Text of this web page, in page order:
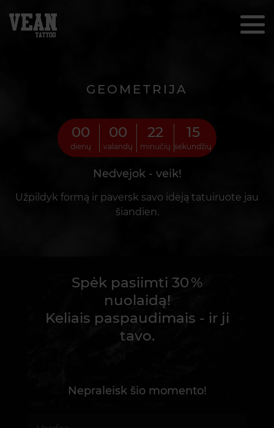
GEOMETRIJA
00
dienų
00
valandų
22
minučių
14
sekundžių
Nedvejok - veik!
Užpildyk formą ir paversk savo idėją tatuiruote jau
šiandien.
Spėk pasiimti 30 %
nuolaidą!
Keliais paspaudimais - ir ji
tavo.
Nepraleisk šio momento!